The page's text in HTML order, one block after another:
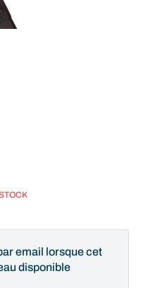
email lorsque cet
disponible